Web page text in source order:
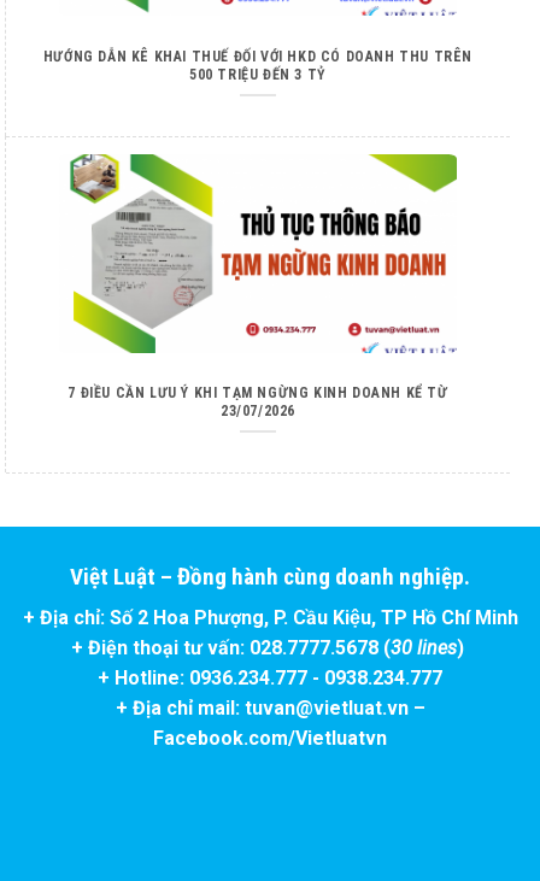
HƯỚNG DẪN KÊ KHAI THUẾ ĐỐI VỚI HKD CÓ DOANH THU TRÊN
500 TRIỆU ĐẾN 3 TỶ
7 ĐIỀU CẦN LƯU Ý KHI TẠM NGỪNG KINH DOANH KỂ TỪ
23/07/2026
Việt Luật – Đồng hành cùng doanh nghiệp.
+ Địa chỉ: Số 2 Hoa Phượng, P. Cầu Kiệu, TP Hồ Chí Minh
+ Điện thoại tư vấn: 028.7777.5678 (30 lines)
+ Hotline: 0936.234.777 - 0938.234.777
+ Địa chỉ mail: tuvan@vietluat.vn –
Facebook.com/Vietluatvn